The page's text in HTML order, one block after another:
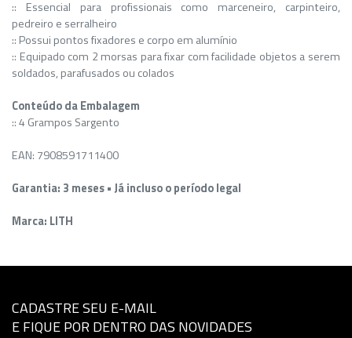
:: Essencial para profissionais como marceneiro, carpinteiro,
pedreiro e serralheiro
:: Possui pontos fixadores e corpo em alumínio
:: Equipado com 2 morsas para fixar com facilidade objetos a serem
soldados, parafusados ou colados
Conteúdo da Embalagem
:: 4 Grampos Sargento
EAN: 7908591711400
Garantia: 3 meses • Já incluso o período legal
Marca: LITH
CADASTRE SEU E-MAIL
E FIQUE POR DENTRO DAS NOVIDADES